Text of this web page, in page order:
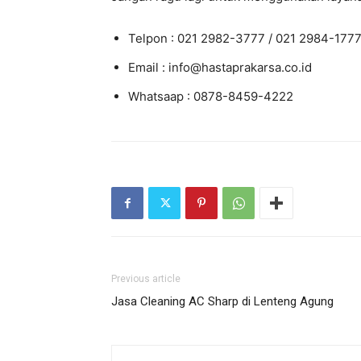
Telpon : 021 2982-3777 / 021 2984-1777
Email : info@hastaprakarsa.co.id
Whatsaap : 0878-8459-4222
Previous article
Jasa Cleaning AC Sharp di Lenteng Agung